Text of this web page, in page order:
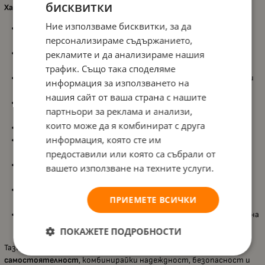
Характеристики:
Подходяща за деца от 8 месеца– подкрепя
самостоятелното пиене в ранна възраст;
Твърд накрайник с неразливащ се дизайн– минимизира
разливането и поддържа хигиената;
Вместимост 150 мл
– идеална за вода, сок или мляко в малки
количества;
Изработена от PP (полипропилен) – безопасен и лек
материал, удобен за малки ръчички;
Без BPA– безопасна за ежедневна употреба;
Може да се използва в микровълнова фурна
премахване на капака;
Подходяща за съдомиялна машина– за бързо и лесно
Не е подходяща за парен стерилизатор– за да се запази
целостта на твърдия накрайник;
Цветен дизайн с горски животни– привлича вниманието на
децата и превръща пиенето в игра.
Тази чаша е
самостоятелност, комбинирайки надеждност, безопасност и
бисквитки
Ние използваме бисквитки, за да
персонализираме съдържанието,
рекламите и да анализираме нашия
трафик. Също така споделяме
информация за използването на
нашия сайт от ваша страна с нашите
партньори за реклама и анализи,
които може да я комбинират с друга
информация, която сте им
предоставили или която са събрали от
вашето използване на техните услуги.
ПРИЕМЕТЕ ВСИЧКИ
ПОКАЖЕТЕ ПОДРОБНОСТИ